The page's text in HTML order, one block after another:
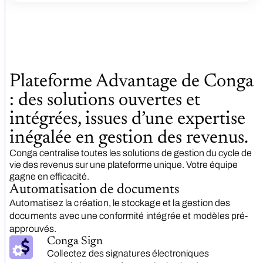
Plateforme Advantage de Conga
: des solutions ouvertes et
intégrées, issues d’une expertise
inégalée en gestion des revenus.
Conga centralise toutes les solutions de gestion du cycle de
vie des revenus sur une plateforme unique. Votre équipe
gagne en efficacité.
Automatisation de documents
Automatisez la création, le stockage et la gestion des
documents avec une conformité intégrée et modèles pré-
approuvés.
Conga Sign
Collectez des signatures électroniques